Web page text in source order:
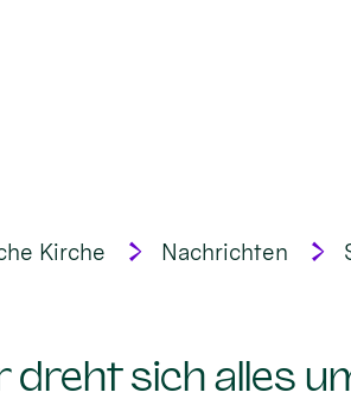
Kirche Nachrichten
dreht sich alles